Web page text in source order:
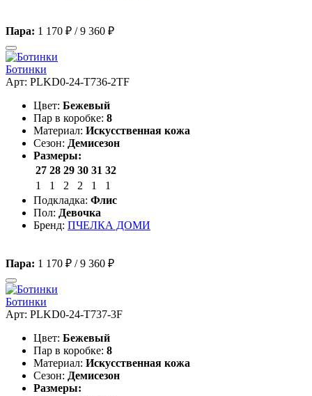
Пара: 1 170 ₽ /9 360 ₽
Ботинки
Арт: PLKD0-24-T736-2TF
Цвет: Бежевый
Пар в коробке: 8
Материал: Искусственная кожа
Сезон: Демисезон
Размеры:
27 28 29 30 31 32
1
1 2 2 1
1
Подкладка: Флис
Пол: Девочка
Бренд: ПЧЕЛКА ДОМИ
Пара: 1 170 ₽ /9 360 ₽
Ботинки
Арт: PLKD0-24-T737-3F
Цвет: Бежевый
Пар в коробке: 8
Материал: Искусственная кожа
Сезон: Демисезон
Размеры: